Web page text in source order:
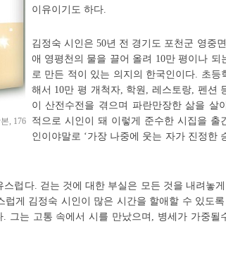
, 176
이유이기도 하다.
김정숙 시인은 50년 전 경기도 포천군 영중
애 영평천의 물을 끌어 올려 10만 평이나 되
로 만든 적이 있는 의지의 한국인이다. 초등
해서 10만 평 개척자, 학원, 레스토랑, 펜션
이 산전수전을 겪으며 파란만장한 삶을 살
적으로 시인이 돼 이렇게 준수한 시집을 출
인이야말로 ‘가장 나중에 웃는 자가 진정한
럽다. 걷는 것에 대한 부실은 모든 것을 내려놓
럽게 김정숙 시인이 많은 시간을 할애할 수 있도
그는 고통 속에서 시를 만났으며, 병세가 가중될